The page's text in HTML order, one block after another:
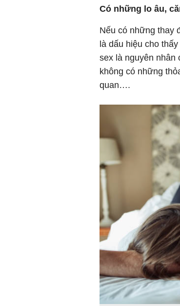
Có những lo âu,
Nếu có những thay
là dấu hiệu cho
sex là nguyên nhân
không có những
quan….